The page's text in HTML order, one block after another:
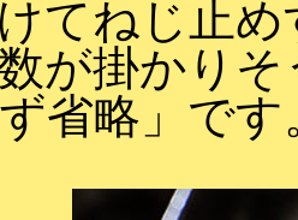
てねじ止
が掛かりそ
省略」です